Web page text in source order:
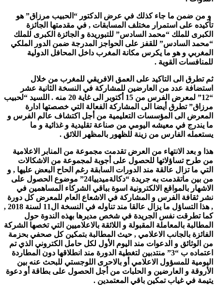
و من ضمن ما جاء كذلك في عرض الدكتور “الحبيب مرزاق” هو
تأكيده على استمرار مختلف المسابقات , في مقدمتها الجائزة
الكبرى للملك “محمد السادس” للتبوريدة و الجائزة الكبرى للملك
“محمد السادس” للقفز على الحواجز المدرجة ضمن الدور الملكي
المغربي و هو ما يكرس مكانة المغرب داخل المحافل الدولية
للمنافسات القوية .
ثم تطرق الى التاكيد على العمق الافريقي للمغرب من خلال
استضافة عدد من العارضين للمشاركة في النسخة الثانية عشر
“12” لمعرض الفرس من 15 أكتوبر الى غاية 20 منه . اللسيد “لحبيب
مرزاق” تطرق أيضا الى المشاركة الفعالة التي خصصتها ادارة
المعرض الى المؤسسات التعليمية من أجل اكتشاف عالم الفرس و
ما يندرج في معيشه اليومي من صناعة تقليدية و غذائية و ما
يستعمله الفارس من زينة للظهور بالمظهر اللائق .
هذا و بعد الانتهاء من العرض تقدمت مجموعة من المنابر الاعلامية
من طرح تساؤلاتها للحصول على أجوبة لمجموعة من الاشكالات
التي ما تزال عالقة مند الدورات السابقة رغم الحاح البعض عليها , و
من بين ماتقدمت به جريدة “دكالةميدييا24” موضوع الحصول على
الاشهار بالمواقع الالكترونية اسوة بباقي الشركاء المساهمين في
نشر ثقافة الفرس و المشاركة في الاشعاع العام للمعرض كل دورة
, هذا التساؤل ما يزال عالقا مند تناوله في النسخة ال11 لسنة 2018 ,
كما تطرقت نفس الجريدة في شخص مديرها بهذه الندوة حول
المطالبة بالمعاملة المقبولة و اللائقة بالاعلاميين التي تخصها الشركة
الفائزة بالجانب الاعلامي , حيث المطالبة بتمكين كل صحفي بحزمة
من الوثائق و الدعوات مند اليوم الأول لكل حامل الكتروني الذي تم
اعتماده ب “3” منتدبين لتغطية الدورة مند انطلاقها دون المطاردة
اليومية للمسؤول الاعلامي أو بالاحرى اللوجستي للبحث عنه بين
الأروقة و العارضين و الحلبات من أجل الحصول على بطاقة أو دعوة
يتيمة في غياب تمكين باقي المعتمدين .